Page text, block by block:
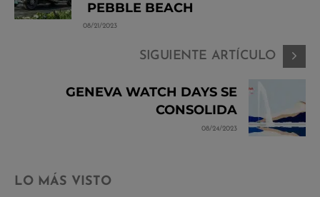
PEBBLE BEACH
08/21/2023
SIGUIENTE ARTÍCULO
GENEVA WATCH DAYS SE
CONSOLIDA
08/24/2023
LO MÁS VISTO